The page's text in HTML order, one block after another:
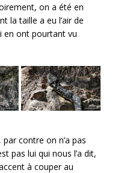
on a été en
la taille a eu l’air de
en ont pourtant vu
contre on n’a pas
pas lui qui nous l’a dit,
à couper au